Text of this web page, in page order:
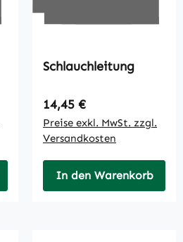
Schlauchleitung
Regulärer Preis:
14,45 €
Preise exkl. MwSt. zzgl.
Versandkosten
In den Warenkorb